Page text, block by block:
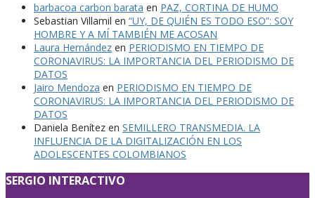
barbacoa carbon barata en PAZ, CORTINA DE HUMO
Sebastian Villamil en “UY, DE QUIÉN ES TODO ESO”: SOY
HOMBRE Y A MÍ TAMBIÉN ME ACOSAN
Laura Hernández en PERIODISMO EN TIEMPO DE
CORONAVIRUS: LA IMPORTANCIA DEL PERIODISMO DE
DATOS
Jairo Mendoza en PERIODISMO EN TIEMPO DE
CORONAVIRUS: LA IMPORTANCIA DEL PERIODISMO DE
DATOS
Daniela Benítez en SEMILLERO TRANSMEDIA. LA
INFLUENCIA DE LA DIGITALIZACIÓN EN LOS
ADOLESCENTES COLOMBIANOS
SERGIO INTERACTIVO